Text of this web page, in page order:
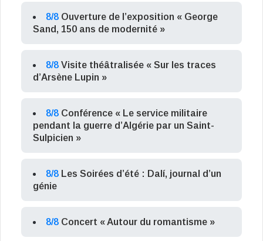
8/8 Ouverture de l’exposition « George
Sand, 150 ans de modernité »
8/8 Visite théâtralisée « Sur les traces
d’Arsène Lupin »
8/8 Conférence « Le service militaire
pendant la guerre d’Algérie par un Saint-
Sulpicien »
8/8 Les Soirées d’été : Dalí, journal d’un
génie
8/8 Concert « Autour du romantisme »